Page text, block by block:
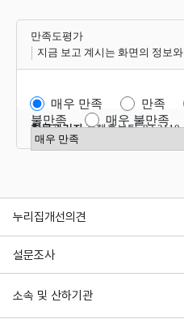
만족도평가
지금 보고 계시는 화면의 정보
매우 만족 만족
불만족
매우 불만족
만족도 점수 선택
항목관리자정책홍보팀 02-
누리집개선의견
설문조사
소속 및 산하기관